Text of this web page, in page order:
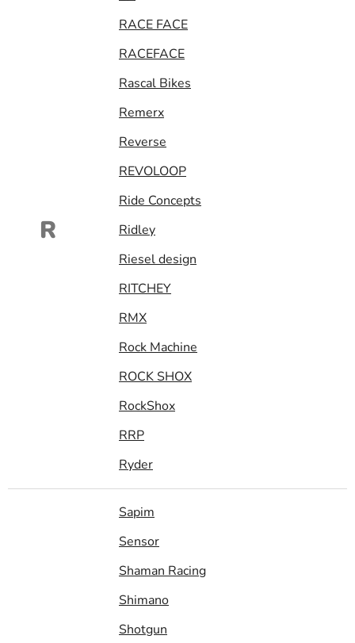
R
RACE FACE
RACEFACE
Rascal Bikes
Remerx
Reverse
REVOLOOP
Ride Concepts
Ridley
Riesel design
RITCHEY
RMX
Rock Machine
ROCK SHOX
RockShox
RRP
Ryder
Sapim
Sensor
Shaman Racing
Shimano
Shotgun